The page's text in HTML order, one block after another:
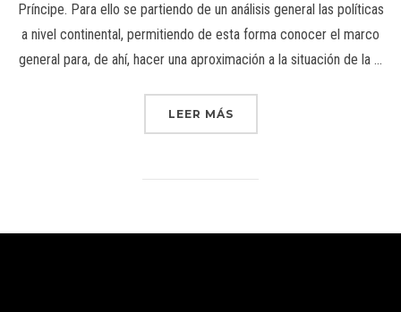
Príncipe. Para ello se partiendo de un análisis general las políticas
a nivel continental, permitiendo de esta forma conocer el marco
general para, de ahí, hacer una aproximación a la situación de la …
LEER MÁS